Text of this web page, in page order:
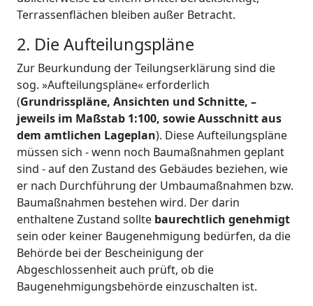
Terrassenflächen bleiben außer Betracht.
2. Die Aufteilungspläne
Zur Beurkundung der Teilungserklärung sind die
sog. »Aufteilungspläne« erforderlich
(Grundrisspläne, Ansichten und Schnitte, –
jeweils im Maßstab 1:100, sowie Ausschnitt aus
dem amtlichen Lageplan). Diese Aufteilungspläne
müssen sich - wenn noch Baumaßnahmen geplant
sind - auf den Zustand des Gebäudes beziehen, wie
er nach Durchführung der Umbaumaßnahmen bzw.
Baumaßnahmen bestehen wird. Der darin
enthaltene Zustand sollte baurechtlich genehmigt
sein oder keiner Baugenehmigung bedürfen, da die
Behörde bei der Bescheinigung der
Abgeschlossenheit auch prüft, ob die
Baugenehmigungsbehörde einzuschalten ist.